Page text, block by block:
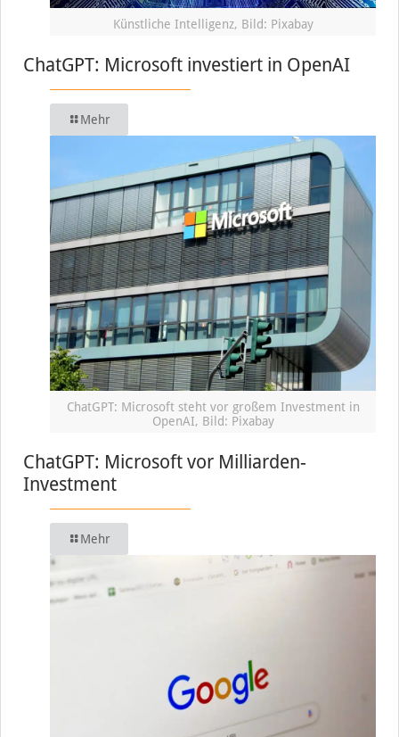
Künstliche Intelligenz, Bild: Pixabay
ChatGPT: Microsoft investiert in OpenAI
Mehr
ChatGPT: Microsoft steht vor großem Investment in
OpenAI, Bild: Pixabay
ChatGPT: Microsoft vor Milliarden-
Investment
Mehr